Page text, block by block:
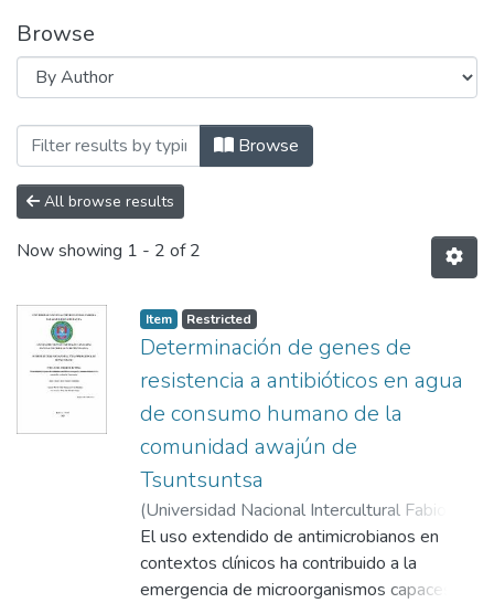
Browse
Browsing Facultad de Ciencias
Browse
All browse results
Now showing 1 - 2 of 2
Item Restricted
Determinación de genes de
resistencia a antibióticos en agua
de consumo humano de la
comunidad awajún de
Tsuntsuntsa
(Universidad Nacional Intercultural Fabiola
Salazar Leguía de Bagua,2025-06-27
Segura Cabanillas, Juan Carlos;Ferro
Mayhua, Félix Pompeyo;Morales Rojas, Eli
El uso extendido de antimicrobianos en
contextos clínicos ha contribuido a la
emergencia de microorganismos capaces de